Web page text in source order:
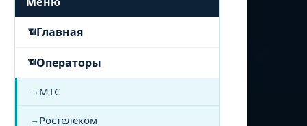
Главная
Операторы
МТС
Ростелеком